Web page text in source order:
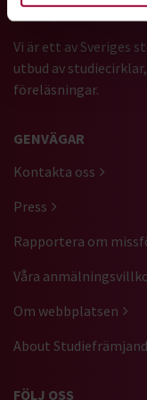
Vi är ett av Sveriges
utbud av
föreläsningar.
GENVÄGAR
Kontakta oss
Press
Rapportera om
Våra
Om webbplatsen
About
FÖLJ OSS